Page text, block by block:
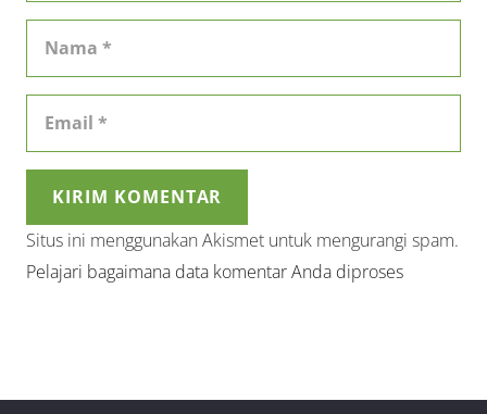
KIRIM KOMENTAR
Situs ini menggunakan Akismet untuk mengurangi spam.
Pelajari bagaimana data komentar Anda diproses